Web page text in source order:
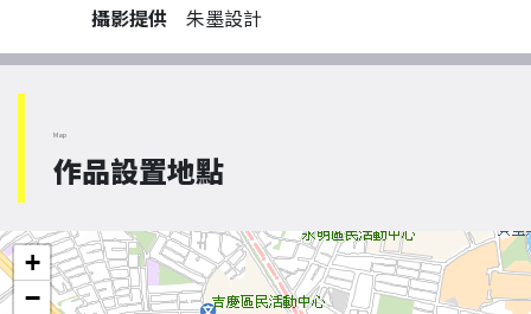
攝影提供
朱墨設計
Map
作品設置地點
+
−